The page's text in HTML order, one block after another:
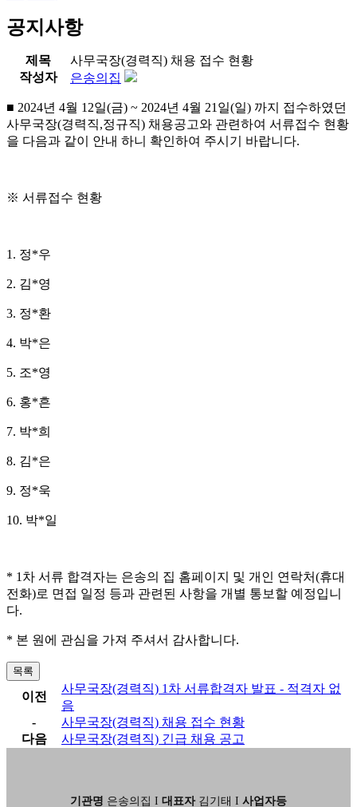
공지사항
제목
사무국장(경력직) 채용 접수 현황
작성자
은송의집
■ 2024년 4월 12일(금) ~ 2024년 4월 21 일(일) 까지 접수하였던
사무국장(경력직,정규직) 채용공고와 관련하여 서류접수 현황
을 다음과 같이 안내 하니 확인하여 주시기 바랍니다.
※ 서류접수 현황
1. 정*우
2. 김*영
3. 정*환
4. 박*은
5. 조*영
6. 홍*흔
7. 박*희
8. 김*은
9. 정*욱
10. 박*일
* 1 차 서류 합격자는 은송의 집 홈페이지 및 개인 연락처(휴대
전화)로 면접 일정 등과 관련된 사항을 개별 통보할 예정입니
다.
* 본 원에 관심을 가져 주셔서 감사합니다.
목록
이전
사무국장(경력직) 1차 서류합격자 발표 - 적격자 없
음
-
사무국장(경력직) 채용 접수 현황
다음
사무국장(경력직) 긴급 채용 공고
기관명 은송의집 I 대표자김기태 I 사업자등